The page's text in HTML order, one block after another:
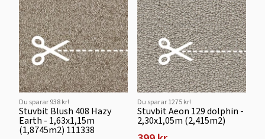
Du sparar 938 kr!
Stuvbit Blush 408 Hazy
Earth - 1,63x1,15m
(1,8745m2) 111338
Du sparar 1275 kr!
Stuvbit Aeon 129 dolphin -
2,30x1,05m (2,415m2)